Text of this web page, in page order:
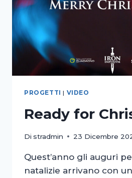
PROGETTI | VIDEO
Ready for
Di stradmin 23 Dicembre
Quest’anno gli auguri
natalizie arrivano con